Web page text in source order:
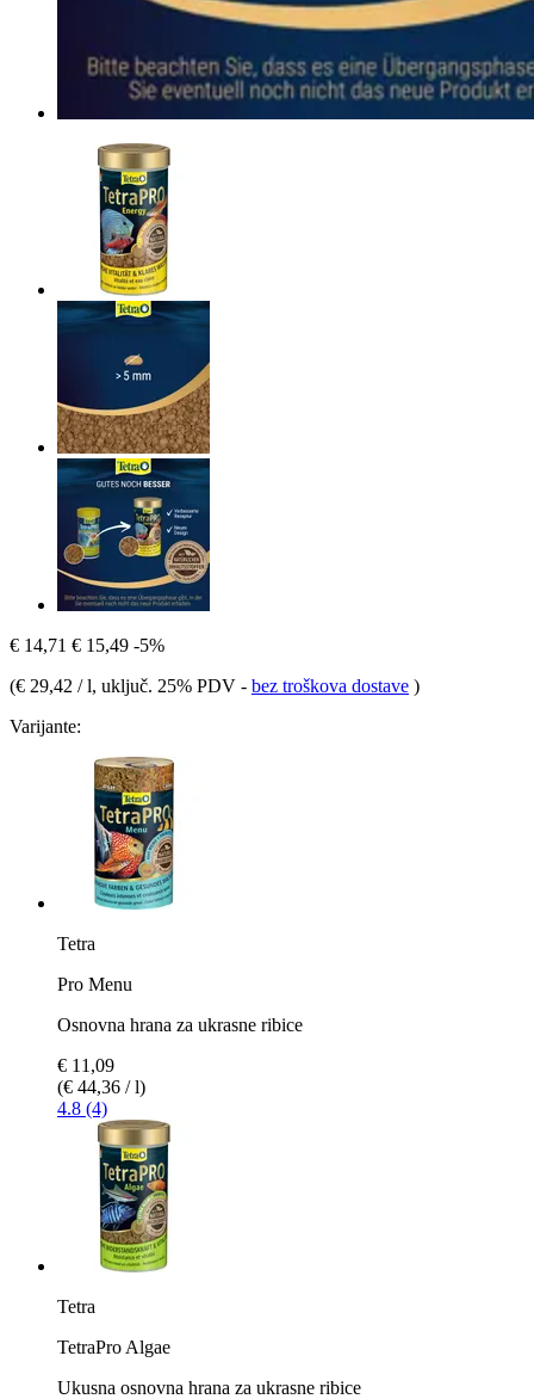
€ 14,71 € 15,49 -5%
(€ 29,42 / l, uključ. 25% PDV - bez troškova dostave )
Varijante:
Tetra
Pro Menu
Osnovna hrana za ukrasne ribice
€ 11,09
(€ 44,36 / l)
4.8 (4)
Tetra
TetraPro Algae
Ukusna osnovna hrana za ukrasne ribice